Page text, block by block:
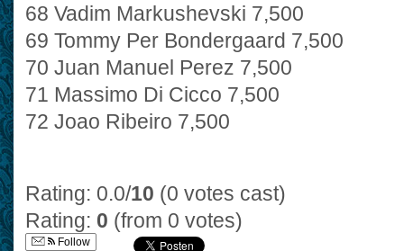
68 Vadim Markushevski 7,500
69 Tommy Per Bondergaard 7,500
70 Juan Manuel Perez 7,500
71 Massimo Di Cicco 7,500
72 Joao Ribeiro 7,500
Rating: 0.0/10 (0 votes cast)
Rating: 0 (from 0 votes)
Follow